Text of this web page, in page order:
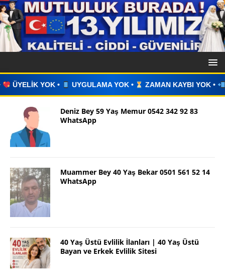
YOK • ZAMAN KAYBI YOK • İLAN VERİN •
Deniz Bey 59 Yaş Memur 0542 342 92 83
WhatsApp
Muammer Bey 40 Yaş Bekar 0501 561 52 14
WhatsApp
40 Yaş Üstü Evlilik İlanları | 40 Yaş Üstü
Bayan ve Erkek Evlilik Sitesi